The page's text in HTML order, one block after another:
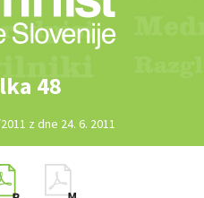
48
z dne 24. 6. 2011